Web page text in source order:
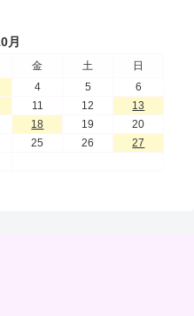
月
金 土
日
4 5
6
11 12
13
18 19
20
25 26
27